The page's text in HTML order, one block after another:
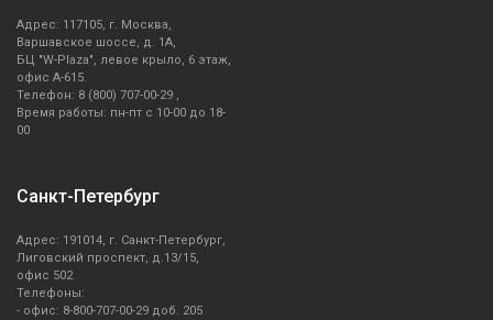
Адрес: 117105, г. Москва,
Варшавское шоссе, д. 1А,
БЦ "W-Plaza", левое крыло, 6 этаж,
офис А-615.
Телефон: 8 (800) 707-00-29 ,
Время работы: пн-пт с 10-00 до 18-
00
Санкт-Петербург
Адрес: 191014, г. Санкт-Петербург,
Лиговский проспект, д.13/15,
офис 502
Телефоны:
- офис: 8-800-707-00-29 доб. 205